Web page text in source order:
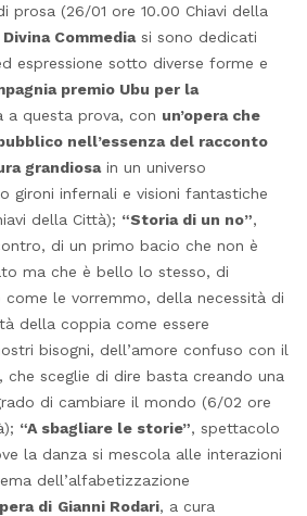
prosa (26/01 ore 10.00 Chiavi della
Divina Commediasi sono dedicati
espressione sotto diverse forme e
premio Ubu per la
a questa prova, con un’opera che
nell’essenza del racconto
grandiosain un universo
gironi infernali e visioni fantastiche
della Città); “Storia di un no”,
di un primo bacio che non è
ma che è bello lo stesso, di
le vorremmo, della necessità di
della coppia come essere
bisogni, dell’amore confuso con il
che sceglie di dire basta creando una
di cambiare il mondo (6/02 ore
“A sbagliare le storie”, spettacolo
la danza si mescola alle interazioni
dell’alfabetizzazione
di Gianni Rodari, a cura